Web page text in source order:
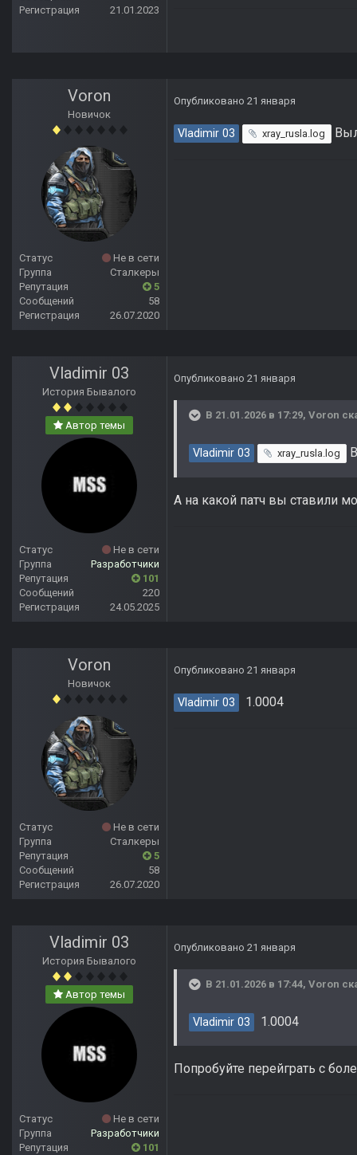
Регистрация
21.01.2023
Voron
Новичок
Статус
Не в сети
Группа
Сталкеры
Репутация
5
Сообщений
58
Регистрация
26.07.2020
Опубликовано 21 января
Vladimir 03 xray_rusla.log
Vladimir 03
История Бывалого
Автор темы
Статус
Не в сети
Группа
Разработчики
Репутация
101
Сообщений
220
Регистрация
24.05.2025
Опубликовано 21 января
В 21.01.2026 в 17:29, Voron
Vladimir 03 xray_rusla.log
А на какой патч вы ставили
Voron
Новичок
Статус
Не в сети
Группа
Сталкеры
Репутация
5
Сообщений
58
Регистрация
26.07.2020
Опубликовано 21 января
Vladimir 03 1.0004
Vladimir 03
История Бывалого
Автор темы
Статус
Не в сети
Группа
Разработчики
Репутация
101
Опубликовано 21 января
В 21.01.2026 в 17:44, Voron
Vladimir 03 1.0004
Попробуйте перейграть с